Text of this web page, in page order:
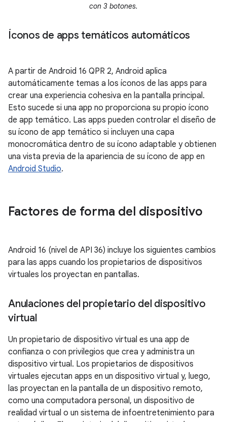
con 3 botones.
Íconos de apps temáticos automáticos
A partir de Android 16 QPR 2, Android aplica
automáticamente temas a los íconos de las apps para
crear una experiencia cohesiva en la pantalla principal.
Esto sucede si una app no proporciona su propio ícono
de app temático. Las apps pueden controlar el diseño de
su ícono de app temático si incluyen una capa
monocromática dentro de su ícono adaptable y obtienen
una vista previa de la apariencia de su ícono de app en
Android Studio.
Factores de forma del dispositivo
Android 16 (nivel de API 36) incluye los siguientes cambios
para las apps cuando los propietarios de dispositivos
virtuales los proyectan en pantallas.
Anulaciones del propietario del dispositivo
virtual
Un propietario de dispositivo virtual es una app de
confianza o con privilegios que crea y administra un
dispositivo virtual. Los propietarios de dispositivos
virtuales ejecutan apps en un dispositivo virtual y, luego,
las proyectan en la pantalla de un dispositivo remoto,
como una computadora personal, un dispositivo de
realidad virtual o un sistema de infoentretenimiento para